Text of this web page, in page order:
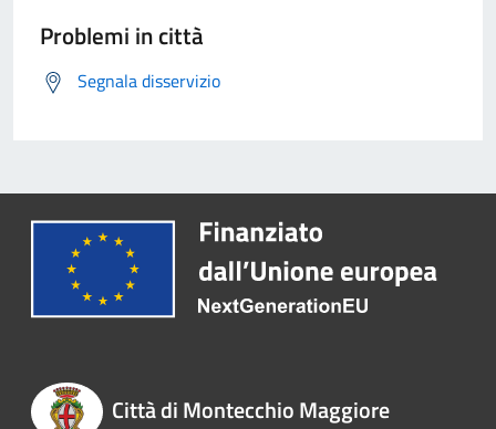
Problemi in città
Segnala disservizio
Città di Montecchio Maggiore